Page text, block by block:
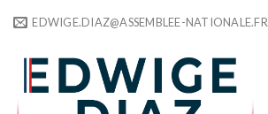
content
EDWIGE.DIAZ@ASSEMBLEE-NATIONALE.FR